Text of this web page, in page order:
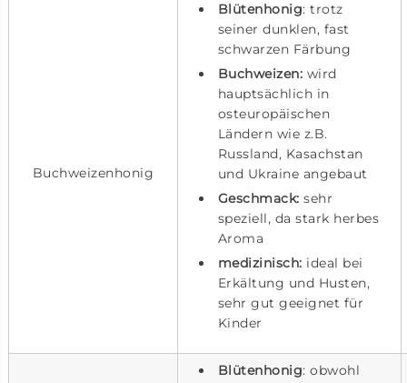
Buchweizenhonig
Blütenhonig: trotz
seiner dunklen, fast
schwarzen Färbung
Buchweizen: wird
hauptsächlich in
osteuropäischen
Ländern wie z.B.
Russland, Kasachstan
und Ukraine angebaut
Geschmack:sehr
speziell, da stark herbes
Aroma
medizinisch: ideal bei
Erkältung und Husten,
sehr gut geeignet für
Kinder
Blütenhonig: obwohl